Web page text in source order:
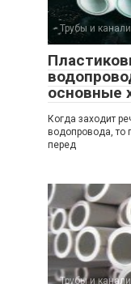
Трубы и
основные
Когда заходит
водопровода, то
перед
Трубы и